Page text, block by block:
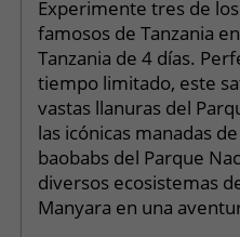
Experimente tres de
famosos de Tanzania
Tanzania de 4 días.
tiempo limitado, este
vastas llanuras del
las icónicas manadas
baobabs del Parque
diversos ecosistemas
Manyara en una